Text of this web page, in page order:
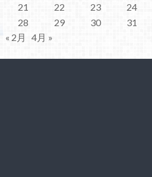
21
22 23 24
28
29 30
31
« 2月
4月 »